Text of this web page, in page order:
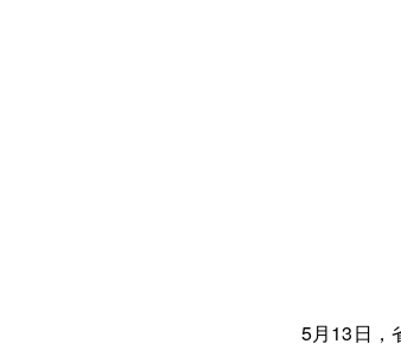
5月13日，